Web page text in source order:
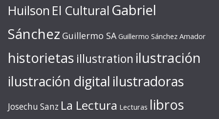
Huilson El Cultural Gabriel
Sánchez Guillermo SA Guillermo Sánchez Amador
historietas illustration ilustración
ilustración digital ilustradoras
Josechu Sanz La Lectura Lecturas libros